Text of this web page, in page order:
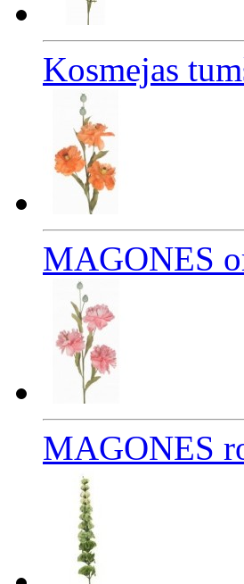
Kosmejas
MAGONES
MAGONES